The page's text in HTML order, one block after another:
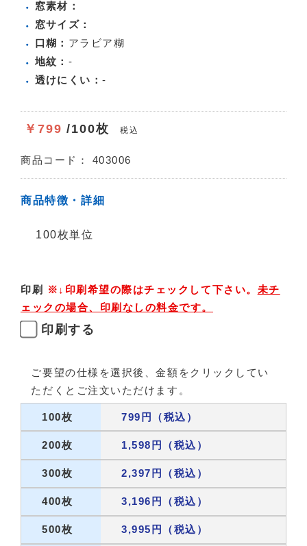
窓素材：
窓サイズ：
口糊： アラビア糊
地紋： -
透けにくい：-
￥799/100枚 税込
商品コード： 403006
商品特徴・詳細
100枚単位
印刷 ※↓印刷希望の際はチェックして下さい。 未チ
ェックの場合、印刷なしの料金です。
印刷する
ご要望の仕様を選択後、金額をクリックしてい
ただくとご注文いただけます。
100枚 799円（税込）
200枚 1,598円（税込）
300枚 2,397円（税込）
400枚 3,196円（税込）
500枚 3,995円（税込）